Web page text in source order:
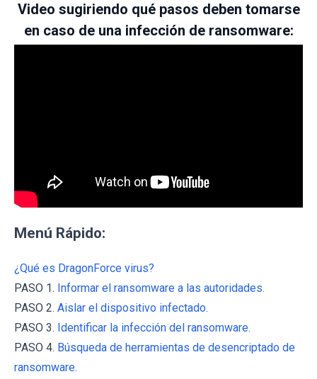
Video sugiriendo qué pasos deben tomarse
en caso de una infección de ransomware:
Menú Rápido:
¿Qué es DragonForce virus?
PASO 1. Informar el ransomware a las autoridades.
PASO 2. Aislar el dispositivo infectado.
PASO 3. Identificar la infección del ransomware.
PASO 4. Búsqueda de herramientas de desencriptado de
ransomware.